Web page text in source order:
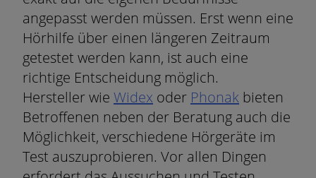
angepasst werden müssen. Erst wenn eine
Hörhilfe über einen längeren Zeitraum
getestet werden kann, ist auch eine
richtige Entscheidung möglich.
Hersteller wie Widex oder Phonak bieten
Betroffenen neben der Beratung auch die
Möglichkeit, verschiedene Hörgeräte im
Test auszuprobieren. Vor allen Dingen